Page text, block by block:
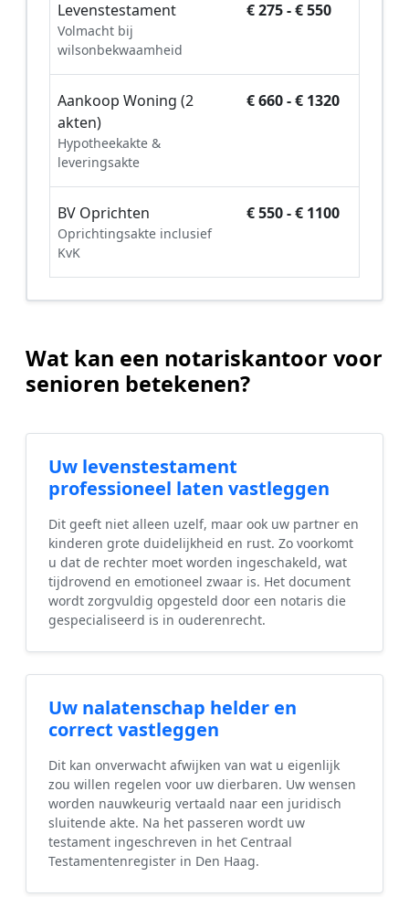
Levenstestament
Volmacht bij
wilsonbekwaamheid
€ 275 - € 550
Aankoop Woning (2
akten)
Hypotheekakte &
leveringsakte
€ 660 - € 1320
BV Oprichten
Oprichtingsakte inclusief
KvK
€ 550 - € 1100
Wat kan een notariskantoor voor
senioren betekenen?
Uw levenstestament
professioneel laten vastleggen
Dit geeft niet alleen uzelf, maar ook uw partner en
kinderen grote duidelijkheid en rust. Zo voorkomt
u dat de rechter moet worden ingeschakeld, wat
tijdrovend en emotioneel zwaar is. Het document
wordt zorgvuldig opgesteld door een notaris die
gespecialiseerd is in ouderenrecht.
Uw nalatenschap helder en
correct vastleggen
Dit kan onverwacht afwijken van wat u eigenlijk
zou willen regelen voor uw dierbaren. Uw wensen
worden nauwkeurig vertaald naar een juridisch
sluitende akte. Na het passeren wordt uw
testament ingeschreven in het Centraal
Testamentenregister in Den Haag.